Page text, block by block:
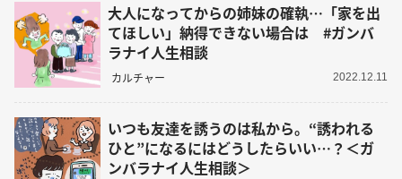
大人になってからの姉妹の確執…「家を出
てほしい」納得できない場合は #ガンバ
ラナイ人生相談
カルチャー 2022.12.11
いつも友達を誘うのは私から。“誘われる
ひと”になるにはどうしたらいい…？＜ガ
ンバラナイ人生相談＞